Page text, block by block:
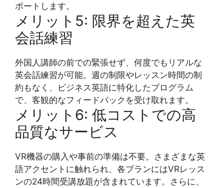
ポートします。
メリット5: 限界を超えた英
会話練習
外国人講師の前での緊張せず、何度でもリアルな
英会話練習が可能。週の制限やレッスン時間の制
約もなく、ビジネス英語に特化したプログラム
で、客観的なフィードバックを受け取れます。
メリット6: 低コストでの高
品質なサービス
VR機器の購入や事前の準備は不要。さまざまな英
語アクセントに触れられ、各プランにはVRレッス
ンの24時間受講放題が含まれています。さらに、